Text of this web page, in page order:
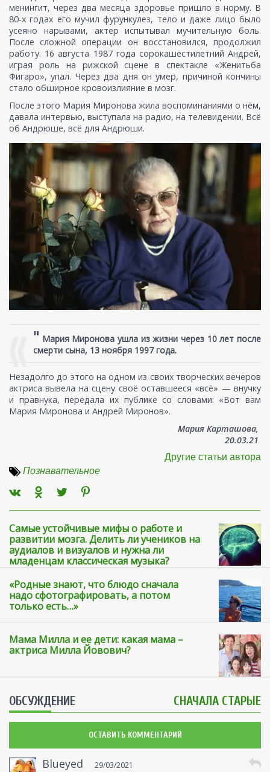
менингит, через два месяца здоровье пришло в норму. В
80-х годах его мучил фурункулез, тело и даже лицо было
усеяно нарывами, актер испытывал мучительную боль.
После сложной операции он восстановился, продолжил
работу. 16 августа 1987 года сорокашестилетний Андрей,
играя роль на рижской сцене в спектакле «Женитьба
Фигаро», упал. Через два дня он умер, причиной кончины
стало обширное кровоизлияние в мозг.
После этого Мария Миронова жила воспоминаниями о нём,
давала интервью, выступала на радио, на телевидении. Всё
об Андрюше, всё для Андрюши.
" Мария Миронова ушла из жизни через 10 лет после
смерти сына, 13 ноября 1997 года.
Незадолго до этого на одном из своих творческих вечеров
актриса вывела на сцену своё оставшееся «всё» — внучку
и правнука, передала их публике со словами: «Вот вам
Мария Миронова и Андрей Миронов».
Мария Карташова,
20.03.21
Другие статьи автора
Познавательное
Самые устойчивые мифы о работе и
развитии мозга. Делить ли учеников на
аудиалов и визуалов и нужна ли
младенцам классическая музыка?
«Родные знают, что блюдо сначала
надо сфотографировать, а потом
только есть…»
Мама Милла и ее дети: какая мама –
актриса Милла Йовович?
ОБСУЖДЕНИЕ СНАЧАЛА СТАРЫЕ
ОСТАВИТЬ КОММЕНТАРИЙ
Blueyed 29/03/2021